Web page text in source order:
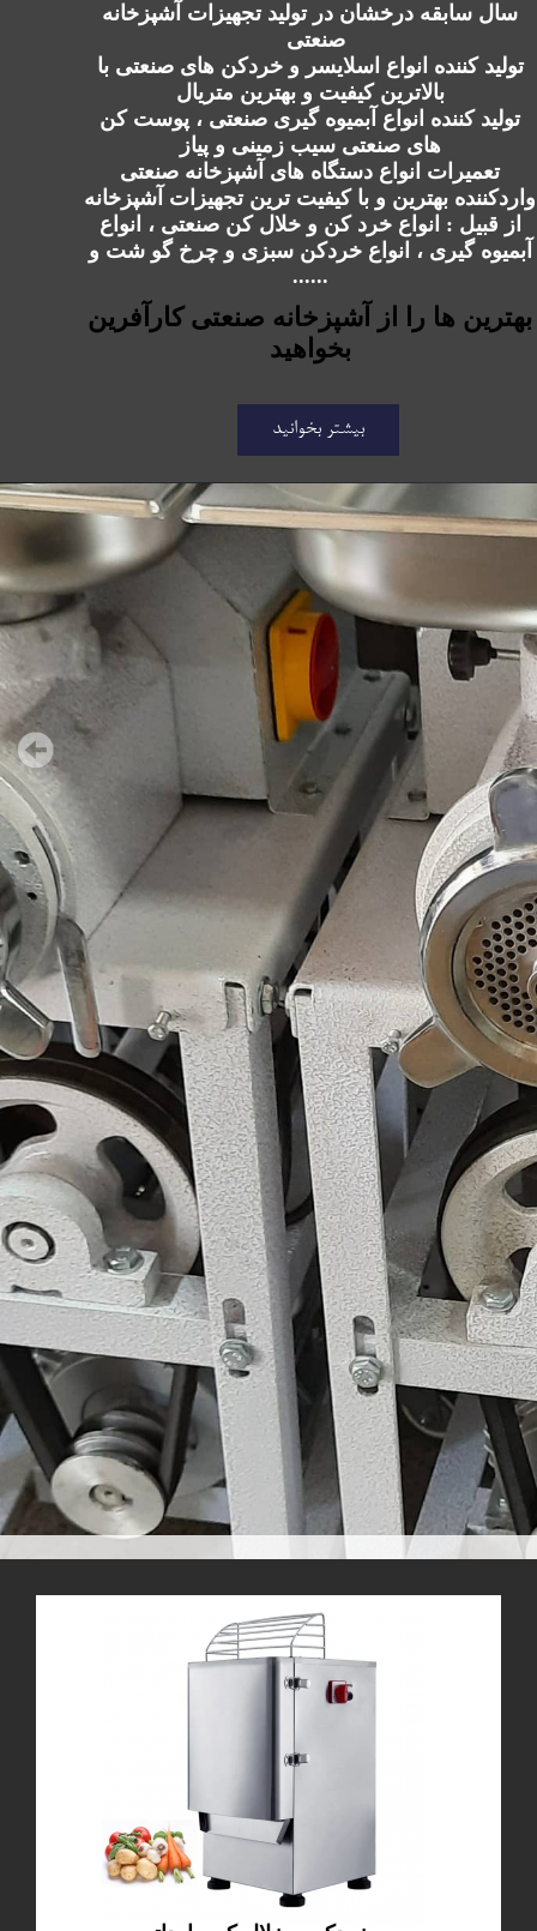
بیشتر بخوانید
سال سابقه درخشان در تولید تجهیزات آشپزخانه
صنعتی
تولید کننده انواع اسلایسر و خردکن های صنعتی با
بالاترین کیفیت و بهترین متریال
تولید کننده انواع آبمیوه گیری صنعتی ، پوست کن
های صنعتی سیب زمینی و پیاز
تعمیرات انواع دستگاه های آشپزخانه صنعتی
واردکننده بهترین و با کیفیت ترین تجهیزات آشپزخانه
از قبیل : انواع خرد کن و خلال کن صنعتی ، انواع
آبمیوه گیری ، انواع خردکن سبزی و چرخ گو شت و
......
بهترین ها را از آشپزخانه صنعتی کارآفرین
بخواهید